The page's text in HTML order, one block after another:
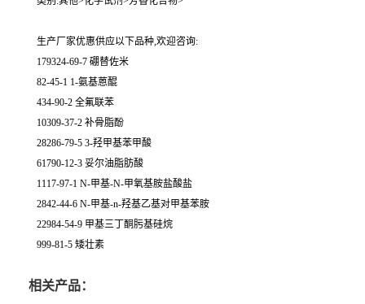
生产厂家优惠供应以下品种,欢迎咨询:
179324-69-7 硼替佐米
82-45-1 1-氨基蒽醌
434-90-2 全氟联苯
10309-37-2 补骨脂酚
28286-79-5 3-羟甲基苯甲酸
61790-12-3 妥尔油脂肪酸
1117-97-1 N-甲基-N-甲氧基胺盐酸盐
2842-44-6 N-甲基-n-羟基乙基对甲基苯胺
22984-54-9 甲基三丁酮肟基硅烷
999-81-5 矮壮素
相关产品：